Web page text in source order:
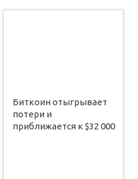
Биткоин отыгрывает
потери и
приближается к $32 000